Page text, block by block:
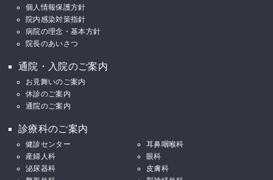
個人情報保護方針
院内感染対策指針
病院の理念・基本方針
院長のあいさつ
通院・入院のご案内
お見舞いのご案内
休診のご案内
通院のご案内
診療科のご案内
健診センター
耳鼻咽喉科
産婦人科
眼科
泌尿器科
皮膚科